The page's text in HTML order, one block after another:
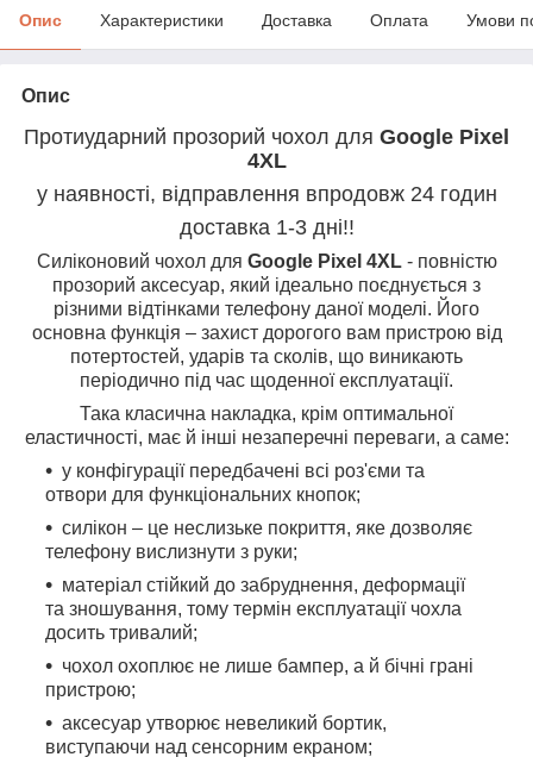
Опис Характеристики Доставка Оплата Умови
Опис
Протиударний прозорий чохол для Google Pixel
4XL
у наявності, відправлення впродовж 24 годин
доставка 1-3 дні!!
Силіконовий чохол для Google Pixel 4XL- повністю
прозорий аксесуар, який ідеально поєднується з
різними відтінками телефону даної моделі. Його
основна функція – захист дорогого вам пристрою від
потертостей, ударів та сколів, що виникають
періодично під час щоденної експлуатації.
Така класична накладка, крім оптимальної
еластичності, має й інші незаперечні переваги, а саме:
у конфігурації передбачені всі роз'єми та
отвори для функціональних кнопок;
силікон – це неслизьке покриття, яке дозволяє
телефону вислизнути з руки;
матеріал стійкий до забруднення, деформації
та зношування, тому термін експлуатації чохла
досить тривалий;
чохол охоплює не лише бампер, а й бічні грані
пристрою;
аксесуар утворює невеликий бортик,
виступаючи над сенсорним екраном;